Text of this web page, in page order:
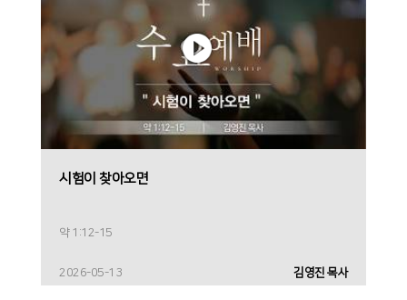
시험이 찾아오면
약 1:12-15
2026-05-13 김영진 목사